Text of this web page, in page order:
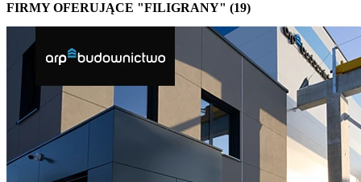
FIRMY OFERUJĄCE "FILIGRANY" (19)